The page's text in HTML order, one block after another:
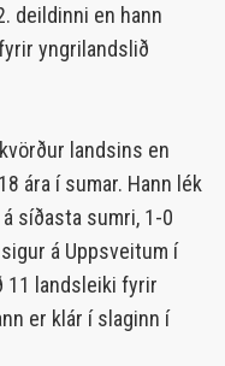
deildinni en hann
yngrilandslið
landsins en
ára í sumar. Hann lék
síðasta sumri, 1-0
á Uppsveitum í
11 landsleiki fyrir
er klár í slaginn í